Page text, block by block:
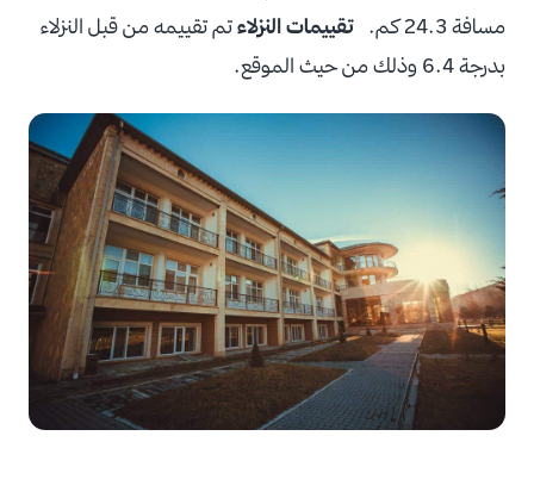
مسافة 24.3 كم.
تقييمات النزلاءتم تقييمه من قبل النزلاء
بدرجة 6.4 وذلك من حيث الموقع.